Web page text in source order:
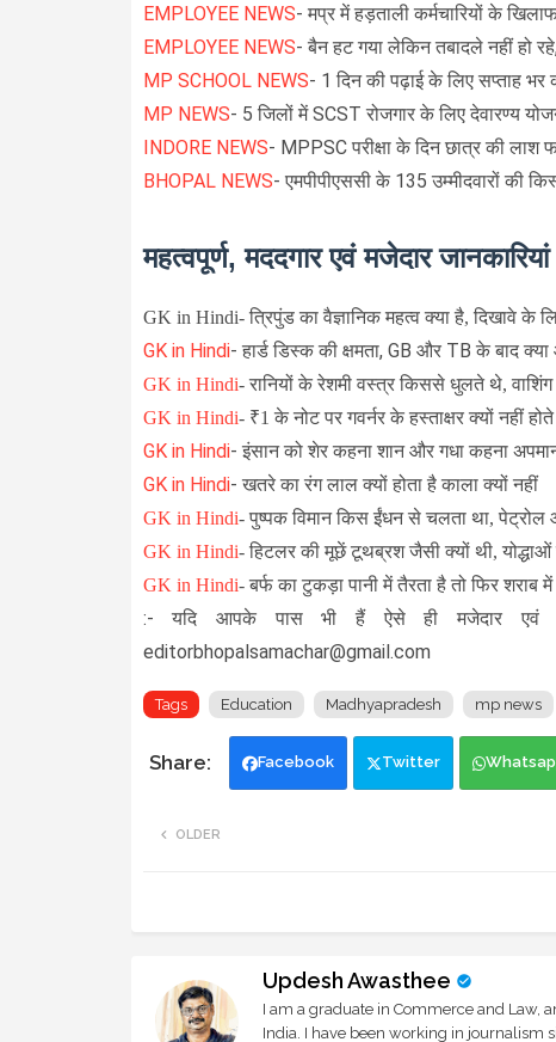
EMPLOYEE NEWS- मप्र में हड़ताली कर्मचारियों के
EMPLOYEE NEWS- बैन हट गया लेकिन तबादले नहीं हो रहे,
MP SCHOOL NEWS- 1 दिन की पढ़ाई के लिए सप्ताह
MP NEWS- 5 जिलों में SCST रोजगार के लिए देवारण्य
INDORE NEWS- MPPSC परीक्षा के दिन छात्र की लाश
BHOPAL NEWS- एमपीपीएससी के 135 उम्मीदवारों की
महत्वपूर्ण, मददगार एवं मजेदार जानकारियां
GK in Hindi- त्रिपुंड का वैज्ञानिक महत्व क्या है, दिखावे के
GK in Hindi- हार्ड डिस्क की क्षमता, GB और TB के बाद
GK in Hindi- रानियों के रेशमी वस्त्र किससे धुलते थे, वाशिंग
GK in Hindi- ₹1 के नोट पर गवर्नर के हस्ताक्षर क्यों नहीं
GK in Hindi- इंसान को शेर कहना शान और गधा कहना अपमान
GK in Hindi- खतरे का रंग लाल क्यों होता है काला क्यों नहीं
GK in Hindi- पुष्पक विमान किस ईंधन से चलता था, पेट्रोल
GK in Hindi- हिटलर की मूछें टूथब्रश जैसी क्यों थी, योद्धाओं
GK in Hindi- बर्फ का टुकड़ा पानी में तैरता है तो फिर शराब
:- यदि आपके पास भी हैं ऐसे ही मजेदार एवं
editorbhopalsamachar@gmail.com
Tags Education Madhyapradesh mp news
Facebook Twitter
OLDER
Updesh Awasthee
I am a graduate in Commerce and Law,
India. I have been working in journalism